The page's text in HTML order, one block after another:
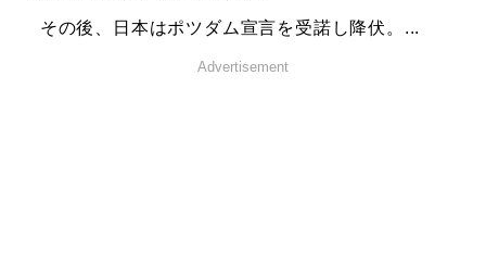
その後、日本はポツダム宣言を受諾し降伏。...
Advertisement